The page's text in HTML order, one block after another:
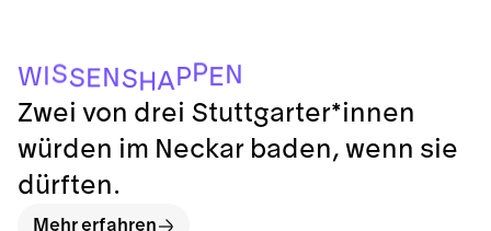
W SSE N SHA PP EN
Zwei von drei Stuttgarter*innen
würden im Neckar baden, wenn sie
dürften.
Mehr erfahren